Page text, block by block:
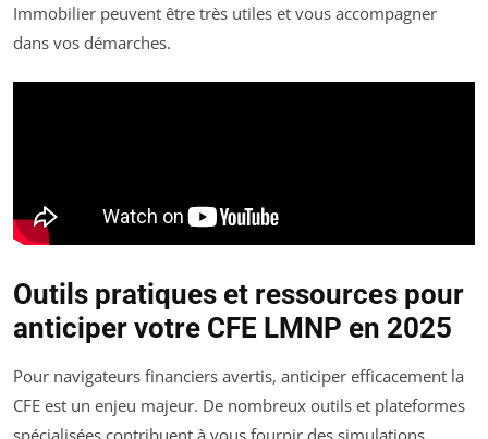
Immobilier peuvent être très utiles et vous accompagner
dans vos démarches.
Outils pratiques et ressources pour
anticiper votre CFE LMNP en 2025
Pour navigateurs financiers avertis, anticiper efficacement la
CFE est un enjeu majeur. De nombreux outils et plateformes